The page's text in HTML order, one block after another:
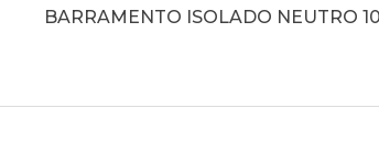
BARRAMENTO ISOLADO NEUTRO